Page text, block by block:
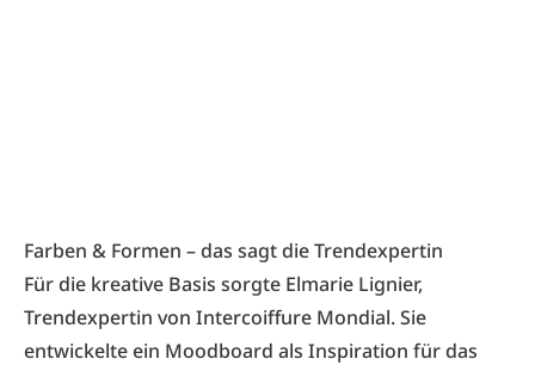
Farben & Formen – das sagt die Trendexpertin
Für die kreative Basis sorgte Elmarie Lignier,
Trendexpertin von Intercoiffure Mondial. Sie
entwickelte ein Moodboard als Inspiration für das